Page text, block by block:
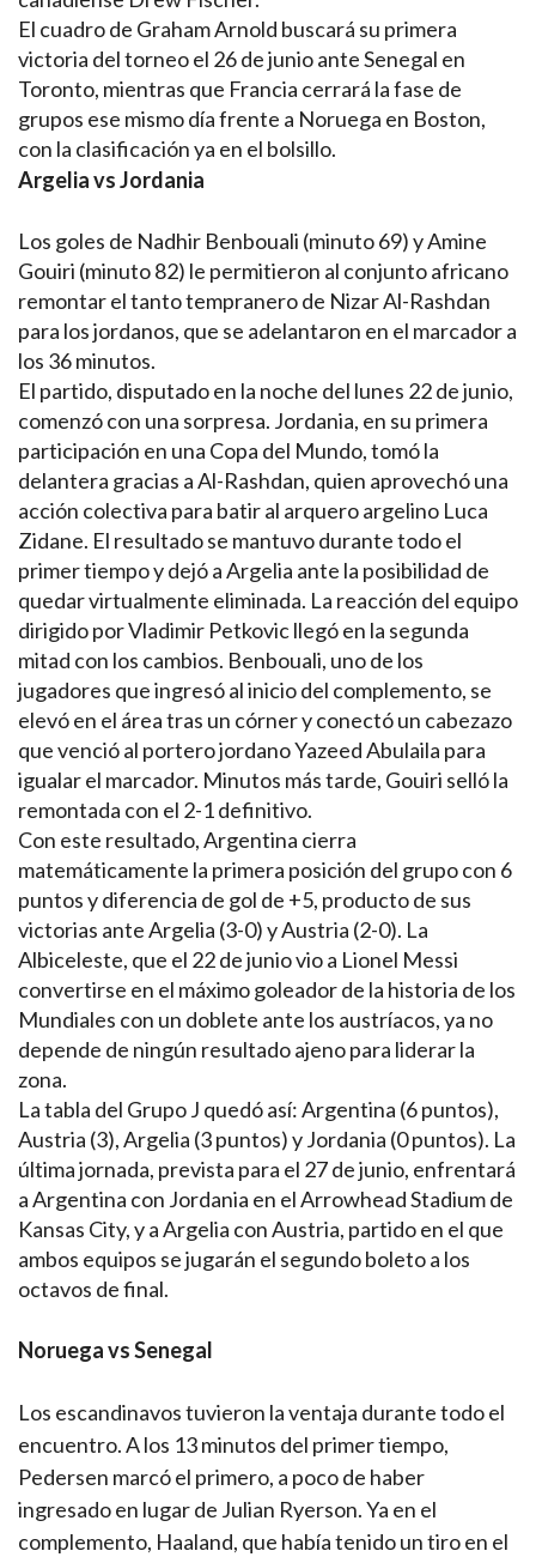
El cuadro de Graham Arnold buscará su primera
victoria del torneo el 26 de junio ante Senegal en
Toronto, mientras que Francia cerrará la fase de
grupos ese mismo día frente a Noruega en Boston,
con la clasificación ya en el bolsillo.
Argelia vs Jordania
Los goles de Nadhir Benbouali (minuto 69) y Amine
Gouiri (minuto 82) le permitieron al conjunto africano
remontar el tanto tempranero de Nizar Al-Rashdan
para los jordanos, que se adelantaron en el marcador a
los 36 minutos.
El partido, disputado en la noche del lunes 22 de junio,
comenzó con una sorpresa. Jordania, en su primera
participación en una Copa del Mundo, tomó la
delantera gracias a Al-Rashdan, quien aprovechó una
acción colectiva para batir al arquero argelino Luca
Zidane. El resultado se mantuvo durante todo el
primer tiempo y dejó a Argelia ante la posibilidad de
quedar virtualmente eliminada. La reacción del equipo
dirigido por Vladimir Petkovic llegó en la segunda
mitad con los cambios. Benbouali, uno de los
jugadores que ingresó al inicio del complemento, se
elevó en el área tras un córner y conectó un cabezazo
que venció al portero jordano Yazeed Abulaila para
igualar el marcador. Minutos más tarde, Gouiri selló la
remontada con el 2-1 definitivo.
Con este resultado, Argentina cierra
matemáticamente la primera posición del grupo con 6
puntos y diferencia de gol de +5, producto de sus
victorias ante Argelia (3-0) y Austria (2-0). La
Albiceleste, que el 22 de junio vio a Lionel Messi
convertirse en el máximo goleador de la historia de los
Mundiales con un doblete ante los austríacos, ya no
depende de ningún resultado ajeno para liderar la
zona.
La tabla del Grupo J quedó así: Argentina (6 puntos),
Austria (3), Argelia (3 puntos) y Jordania (0 puntos). La
última jornada, prevista para el 27 de junio, enfrentará
a Argentina con Jordania en el Arrowhead Stadium de
Kansas City, y a Argelia con Austria, partido en el que
ambos equipos se jugarán el segundo boleto a los
octavos de final.
Noruega vs Senegal
Los escandinavos tuvieron la ventaja durante todo el
encuentro. A los 13 minutos del primer tiempo,
Pedersen marcó el primero, a poco de haber
ingresado en lugar de Julian Ryerson. Ya en el
complemento, Haaland, que había tenido un tiro en el